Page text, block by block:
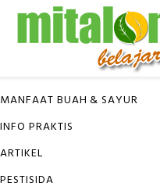
✕
MANFAAT BUAH & SAYUR
INFO PRAKTIS
ARTIKEL
PESTISIDA